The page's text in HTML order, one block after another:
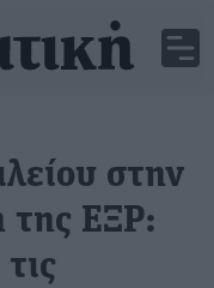
στην
της ΕΞΡ: